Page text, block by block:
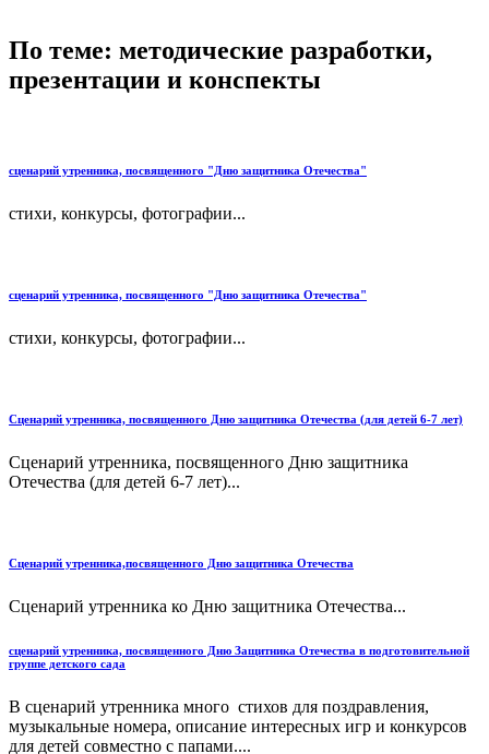
По теме: методические разработки,
презентации и конспекты
сценарий утренника, посвященного "Дню защитника Отечества"
стихи, конкурсы, фотографии...
сценарий утренника, посвященного "Дню защитника Отечества"
стихи, конкурсы, фотографии...
Сценарий утренника, посвященного Дню защитника Отечества (для детей 6-7 лет)
Сценарий утренника, посвященного Дню защитника
Отечества (для детей 6-7 лет)...
Сценарий утренника,посвященного Дню защитника Отечества
Сценарий утренника ко Дню защитника Отечества...
сценарий утренника, посвященного Дню Защитника Отечества в подготовительной
группе детского сада
В сценарий утренника много стихов для поздравления,
музыкальные номера, описание интересных игр и конкурсов
для детей совместно с папами....